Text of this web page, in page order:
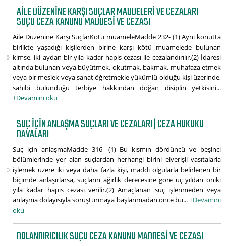
AILE DÜZENINE KARŞI SUÇLAR MADDELERI VE CEZALARI
SUÇU CEZA KANUNU MADDESI VE CEZASI
Aile Düzenine Karşı SuçlarKötü muameleMadde 232- (1) Aynı konutta
birlikte yaşadığı kişilerden birine karşı kötü muamelede bulunan
kimse, iki aydan bir yıla kadar hapis cezası ile cezalandırılır.(2) İdaresi
altında bulunan veya büyütmek, okutmak, bakmak, muhafaza etmek
veya bir meslek veya sanat öğretmekle yükümlü olduğu kişi üzerinde,
sahibi bulunduğu terbiye hakkından doğan disiplin yetkisini...
+Devamını oku
SUÇ IÇIN ANLAŞMA SUÇLARI VE CEZALARI | CEZA HUKUKU
DAVALARI
Suç için anlaşmaMadde 316- (1) Bu kısmın dördüncü ve beşinci
bölümlerinde yer alan suçlardan herhangi birini elverişli vasıtalarla
işlemek üzere iki veya daha fazla kişi, maddi olgularla belirlenen bir
biçimde anlaşırlarsa, suçların ağırlık derecesine göre üç yıldan oniki
yıla kadar hapis cezası verilir.(2) Amaçlanan suç işlenmeden veya
anlaşma dolayısıyla soruşturmaya başlanmadan önce bu...+Devamını
oku
DOLANDIRICILIK SUÇU CEZA KANUNU MADDESI VE CEZASI